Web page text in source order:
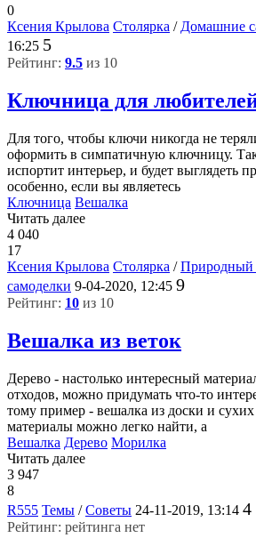
0
Ксения Крылова Столярка / Домашние
16:25 5
Рейтинг: 9.5 из 10
Ключница для
Для того, чтобы ключи никогда не
оформить в симпатичную ключницу.
испортит интерьер, и будет выглядеть
особенно, если вы являетесь
Ключница Вешалка
Читать далее
4 040
17
Ксения Крылова Столярка /Природный
самоделки 9-04-2020, 12:45 9
Рейтинг: 10 из 10
Вешалка из веток
Дерево - настолько интересный
отходов, можно придумать что-то
тому пример - вешалка из доски и
материалы можно легко найти, а
Вешалка Дерево Морилка
Читать далее
3 947
8
R555 Темы /Советы 24-11-2019, 13:14 4
Рейтинг: рейтинга нет